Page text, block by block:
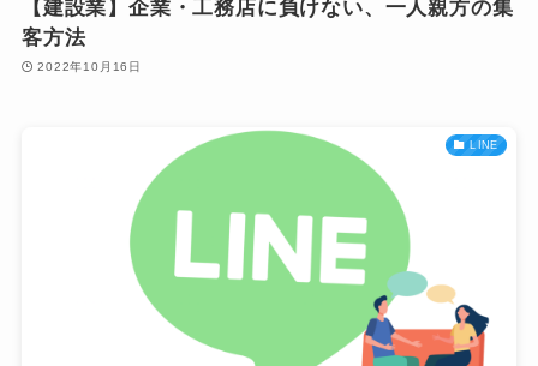
【建設業】企業・工務店に負けない、一人親方の集
客方法
2022年10月16日
LINE